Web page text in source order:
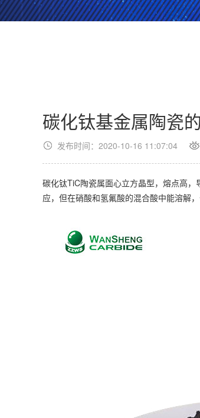
碳化钛基金属陶瓷
发布时间：2020-10-16 11:07:04
碳化钛TiC陶瓷属面心立方晶型，熔点高
应，但在硝酸和氢氟酸的混合酸中能溶解